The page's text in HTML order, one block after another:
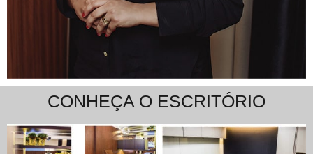
CONHEÇA O ESCRITÓRIO